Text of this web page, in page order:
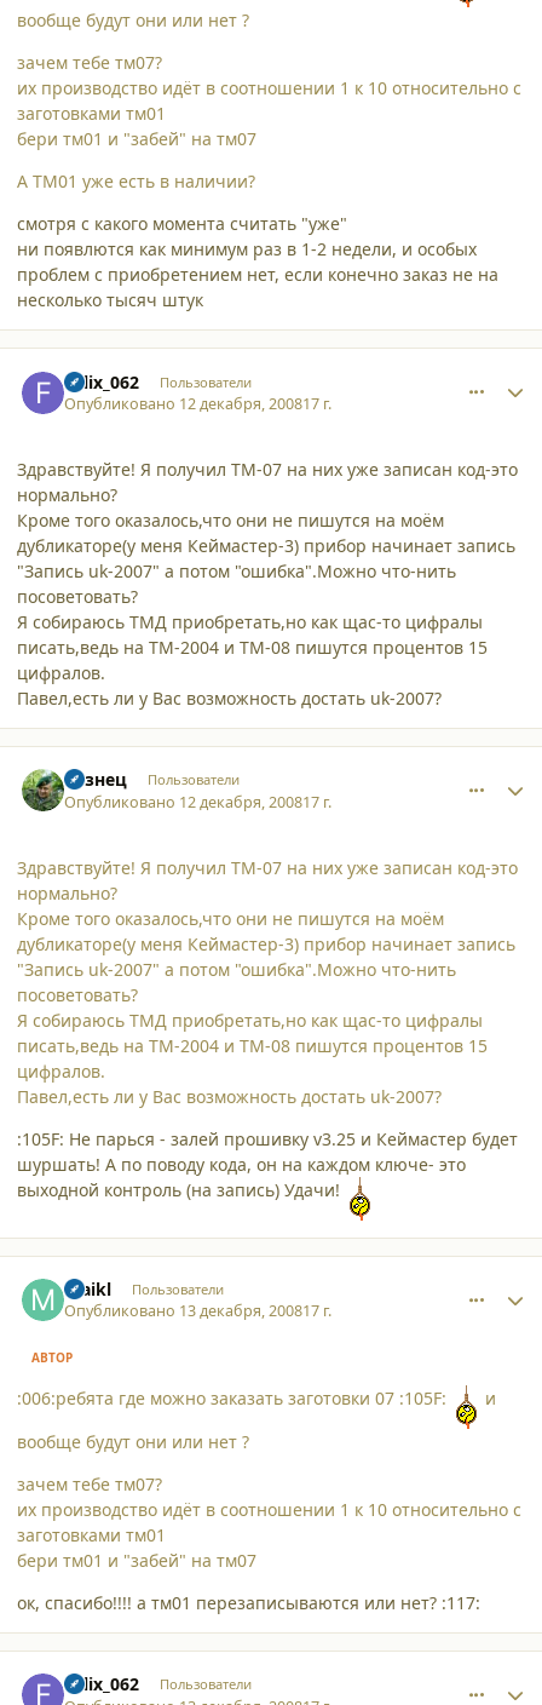
вообще будут они или нет ?
зачем тебе тм07?
их производство идёт в соотношении 1 к 10 относительно с
заготовками тм01
бери тм01 и "забей" на тм07
А ТМ01 уже есть в наличии?
смотря с какого момента считать "уже"
ни появлются как минимум раз в 1-2 недели, и особых
проблем с приобретением нет, если конечно заказ не на
несколько тысяч штук
Felix_062 Пользователи
Опубликовано 12 декабря, 200817 г.
Здравствуйте! Я получил ТМ-07 на них уже записан код-это
нормально?
Кроме того оказалось,что они не пишутся на моём
дубликаторе(у меня Кеймастер-3) прибор начинает запись
"Запись uk-2007" а потом "ошибка".Можно что-нить
посоветовать?
Я собираюсь ТМД приобретать,но как щас-то цифралы
писать,ведь на ТМ-2004 и ТМ-08 пишутся процентов 15
цифралов.
Павел,есть ли у Вас возможность достать uk-2007?
Кузнец Пользователи
Опубликовано 12 декабря, 200817 г.
Здравствуйте! Я получил ТМ-07 на них уже записан код-это
нормально?
Кроме того оказалось,что они не пишутся на моём
дубликаторе(у меня Кеймастер-3) прибор начинает запись
"Запись uk-2007" а потом "ошибка".Можно что-нить
посоветовать?
Я собираюсь ТМД приобретать,но как щас-то цифралы
писать,ведь на ТМ-2004 и ТМ-08 пишутся процентов 15
цифралов.
Павел,есть ли у Вас возможность достать uk-2007?
:105F: Не парься - залей прошивку v3.25 и Кеймастер будет
шуршать! А по поводу кода, он на каждом ключе- это
выходной контроль (на запись) Удачи!
maikl Пользователи
Опубликовано 13 декабря, 200817 г.
АВТОР
:006:ребята где можно заказать заготовки 07 :105F:
и
вообще будут они или нет ?
зачем тебе тм07?
их производство идёт в соотношении 1 к 10 относительно с
заготовками тм01
бери тм01 и "забей" на тм07
ок, спасибо!!!! а тм01 перезаписываются или нет? :117:
Felix_062 Пользователи